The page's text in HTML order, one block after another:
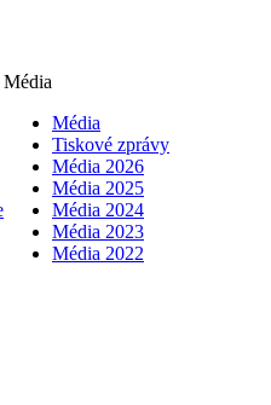
Média
Média
Tiskové zprávy
Média 2026
Média 2025
Média 2024
Média 2023
Média 2022